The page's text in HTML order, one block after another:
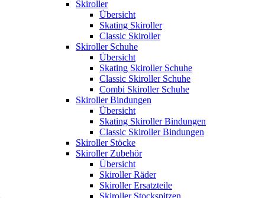
Skiroller
Übersicht
Skating Skiroller
Classic Skiroller
Skiroller Schuhe
Übersicht
Skating Skiroller Schuhe
Classic Skiroller Schuhe
Combi Skiroller Schuhe
Skiroller Bindungen
Übersicht
Skating Skiroller Bindungen
Classic Skiroller Bindungen
Skiroller Stöcke
Skiroller Zubehör
Übersicht
Skiroller Räder
Skiroller Ersatzteile